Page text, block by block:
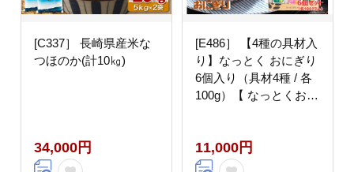
[C337］ 長崎県産米な
つほのか(計10㎏)
34,000円
[E486］ 【4種の具材入
り】なっとく おにぎり
6個入り（具材4種 / 各
100g）【 なっとくおに
米 朝食 夕食 夜食 ラン
チ 長崎 佐世保 九州
11,000円